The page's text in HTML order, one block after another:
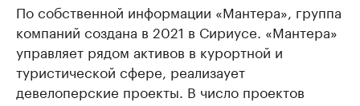
По собственной информации «Мантера», группа
компаний создана в 2021 в Сириусе. «Мантера»
управляет рядом активов в курортной и
туристической сфере, реализаует
девелоперские проекты. В число проектов